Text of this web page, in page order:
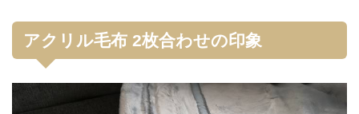
アクリル毛布 2枚合わせの印象